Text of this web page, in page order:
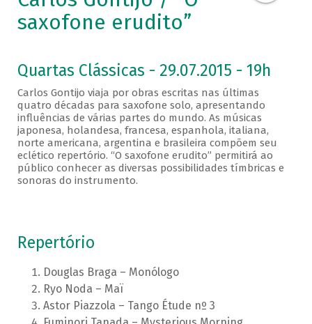
saxofone erudito”
Quartas Clássicas - 29.07.2015 - 19h
Carlos Gontijo viaja por obras escritas nas últimas
quatro décadas para saxofone solo, apresentando
influências de várias partes do mundo. As músicas
japonesa, holandesa, francesa, espanhola, italiana,
norte americana, argentina e brasileira compõem seu
eclético repertório. “O saxofone erudito” permitirá ao
público conhecer as diversas possibilidades tímbricas e
sonoras do instrumento.
Repertório
Douglas Braga – Monólogo
Ryo Noda – Maï
Astor Piazzola – Tango Étude nº 3